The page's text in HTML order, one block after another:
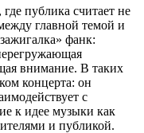
публика считает не
главной темой и
фанк:
внимание. В таких
концерта: он
с
к идее музыки как
и публикой.